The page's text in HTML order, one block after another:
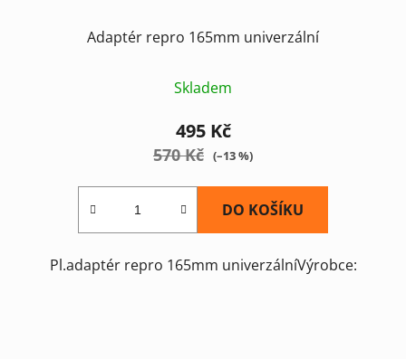
Adaptér repro 165mm univerzální
Skladem
495 Kč
570 Kč (–13 %)
DO KOŠÍKU
Pl.adaptér repro 165mm univerzálníVýrobce: